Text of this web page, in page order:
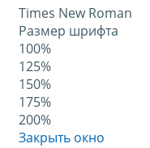
Times New Roman
Размер шрифта
100%
125%
150%
175%
200%
Закрыть окно